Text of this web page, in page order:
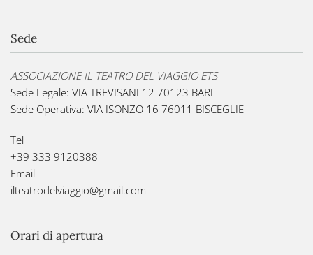
Sede
ASSOCIAZIONE IL TEATRO DEL VIAGGIO ETS
Sede Legale: VIA TREVISANI 12 70123 BARI
Sede Operativa: VIA ISONZO 16 76011 BISCEGLIE
Tel
+39 333 9120388
Email
ilteatrodelviaggio@gmail.com
Orari di apertura